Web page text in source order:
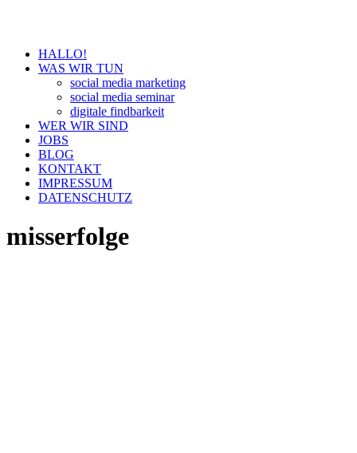
HALLO!
WAS WIR TUN
social media marketing
social media seminar
digitale findbarkeit
WER WIR SIND
JOBS
BLOG
KONTAKT
IMPRESSUM
DATENSCHUTZ
misserfolge